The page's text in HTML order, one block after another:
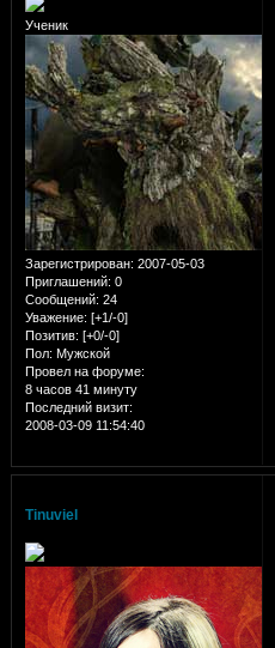
Ученик
Зарегистрирован: 2007-05-03
Приглашений: 0
Сообщений: 24
Уважение: [+1/-0]
Позитив: [+0/-0]
Пол: Мужской
Провел на форуме:
8 часов 41 минуту
Последний визит:
2008-03-09 11:54:40
Tinuviel